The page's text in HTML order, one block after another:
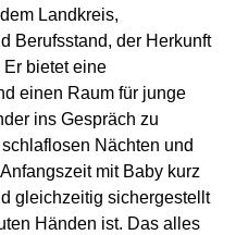
Landkreis,
Berufsstand, der Herkunft
bietet eine
einen Raum für junge
ins Gespräch zu
Nächten und
mit Baby kurz
gleichzeitig sichergestellt
Händen ist. Das alles